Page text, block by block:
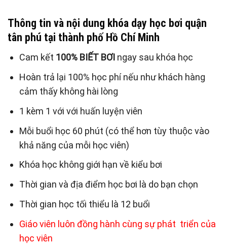
Thông tin và nội dung khóa dạy học bơi quận
tân phú tại thành phố Hồ Chí Minh
Cam kết 100% BIẾT BƠI ngay sau khóa học
Hoàn trả lại 100% học phí nếu như khách hàng
cảm thấy không hài lòng
1 kèm 1 với với huấn luyện viên
Mỗi buổi học 60 phút (có thể hơn tùy thuộc vào
khả năng của mỗi học viên)
Khóa học không giới hạn về kiểu bơi
Thời gian và địa điểm học bơi là do bạn chọn
Thời gian học tối thiểu là 12 buổi
Giáo viên luôn đồng hành cùng sự phát triển của
học viên